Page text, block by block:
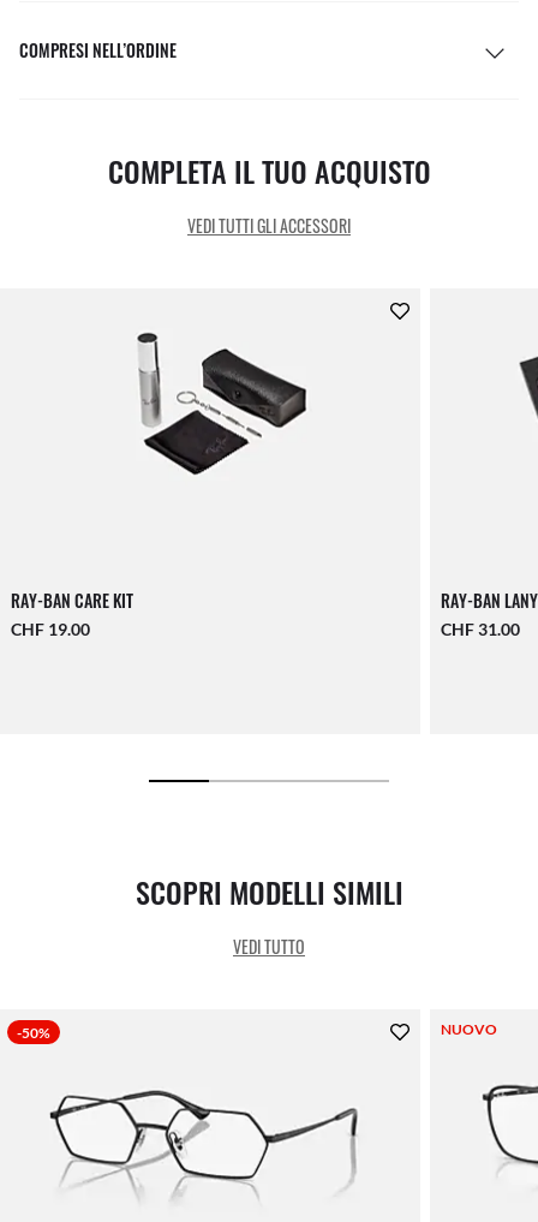
COMPRESI NELL’ORDINE
COMPLETA IL TUO ACQUISTO
VEDI TUTTI GLI ACCESSORI
RAY-BAN CARE KIT
CHF 19.00
RAY-BAN
CHF 31.00
SCOPRI MODELLI SIMILI
VEDI TUTTO
-50% NUOVO